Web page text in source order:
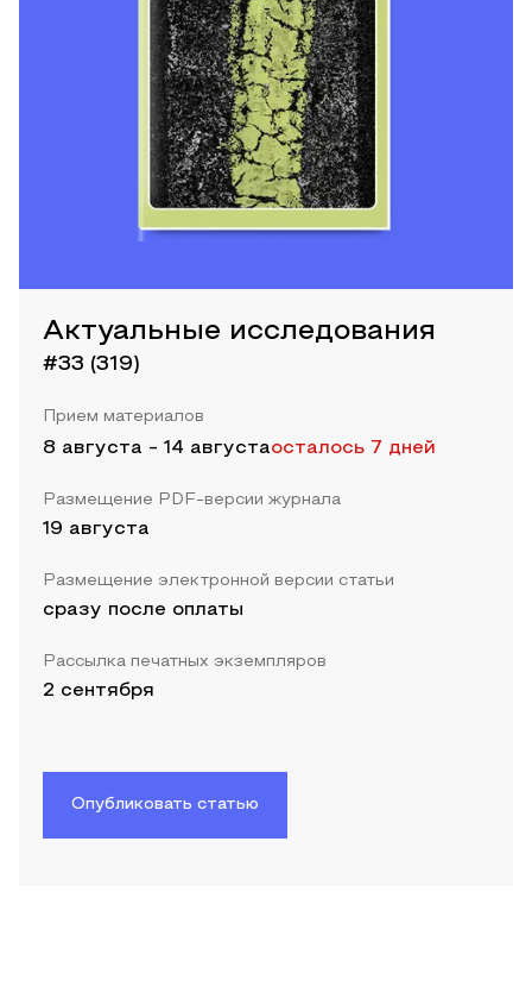
Актуальные исследования
#33 (319)
Прием материалов
8 августа - 14 августаосталось 7 дней
Размещение PDF-версии журнала
19 августа
Размещение электронной версии статьи
сразу после оплаты
Рассылка печатных экземпляров
2 сентября
Опубликовать статью